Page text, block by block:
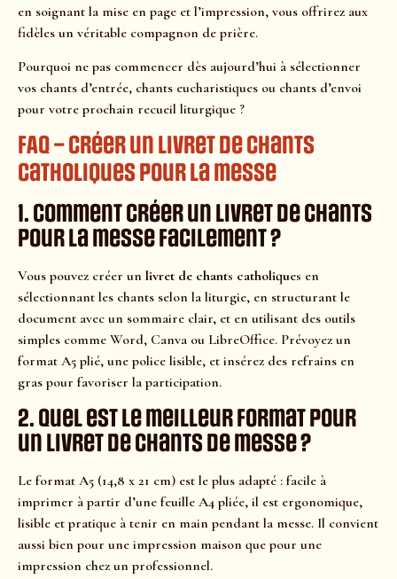
en soignant la mise en page et l’impression, vous offrirez aux
fidèles un véritable compagnon de prière.
Pourquoi ne pas commencer dès aujourd’hui à sélectionner
vos chants d’entrée, chants eucharistiques ou chants d’envoi
pour votre prochain recueil liturgique ?
FAQ – Créer un livret de chants
catholiques pour la messe
1. Comment créer un livret de chants
pour la messe facilement ?
Vous pouvez créer un livret de chants catholiques en
sélectionnant les chants selon la liturgie, en structurant le
document avec un sommaire clair, et en utilisant des outils
simples comme Word, Canva ou LibreOffice. Prévoyez un
format A5 plié, une police lisible, et insérez des refrains en
gras pour favoriser la participation.
2. Quel est le meilleur format pour
un livret de chants de messe ?
Le format A5 (14,8 x 21 cm) est le plus adapté : facile à
imprimer à partir d’une feuille A4 pliée, il est ergonomique,
lisible et pratique à tenir en main pendant la messe. Il convient
aussi bien pour une impression maison que pour une
impression chez un professionnel.